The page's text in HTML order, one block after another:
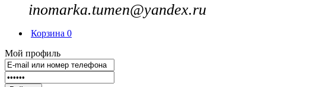
inomarka.tumen@yandex.ru
Корзина 0
Мой профиль